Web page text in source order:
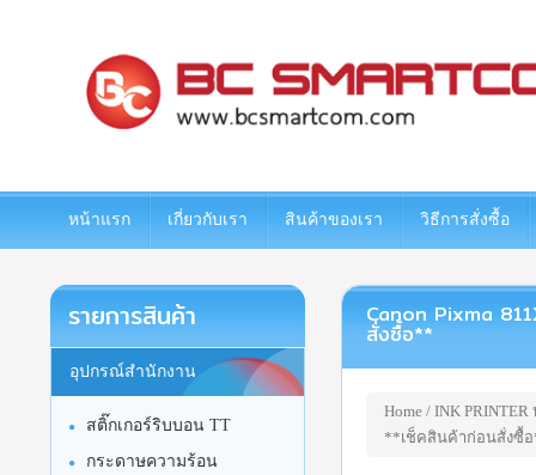
หน้าแรก เกี่ยวกับเรา สินค้าของเรา วิธีการสั่งซื้อ
Canon Pixma
สั่งซื้อ**
Home/ INK
**เช็คสินค้าก่อนสั่งซื้
รายการสินค้า
อุปกรณ์สำนักงาน
สติ๊กเกอร์ริบบอน TT
กระดาษความร้อน